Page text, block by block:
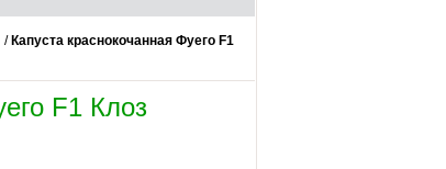
/ Капуста краснокочанная Фуего F1
F1 Клоз